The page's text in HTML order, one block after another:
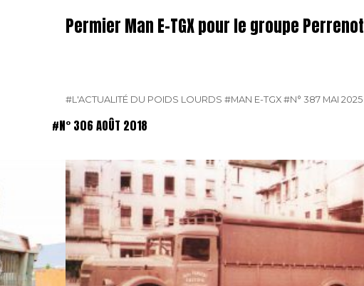
Permier Man E-TGX pour le groupe Perrenot
#L'ACTUALITÉ DU POIDS LOURDS #MAN E-TGX#N° 387 MAI 2025
#N° 306 AOÛT 2018